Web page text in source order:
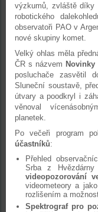
výzkumů, zvláště díky
robotického
observatoři PAO v
nové skupiny komet.
Velký ohlas měla
ČR s názvem Novinky
posluchače zasvětil
Sluneční soustavě,
útvary a poodkryl i
věnoval
planetek.
Po večeři program
účastníků:
Přehled
Srba z
videopozorování
videometeory a
rozlišením a
Spektrograf pro